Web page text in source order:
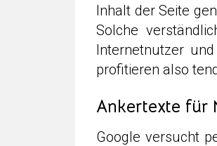
Inhalt der Seite
Solche
Internetnutzer
profitieren also
Ankertexte für
Google versucht